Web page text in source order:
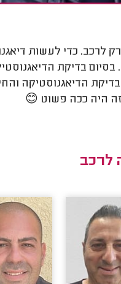
לרכב. כדי לעשות
בדיקת
הדיאגנוסטיקה
היה ככה פשוט 😊
לרכב